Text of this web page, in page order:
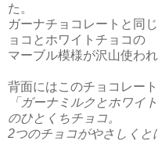
た。
ガーナチョコレートと同
ョコとホワイトチョコの
マーブル模様が沢山使われ
背面にはこのチョコレー
「ガーナミルクとホワイ
のひとくちチョコ。
2つのチョコがやさしくと